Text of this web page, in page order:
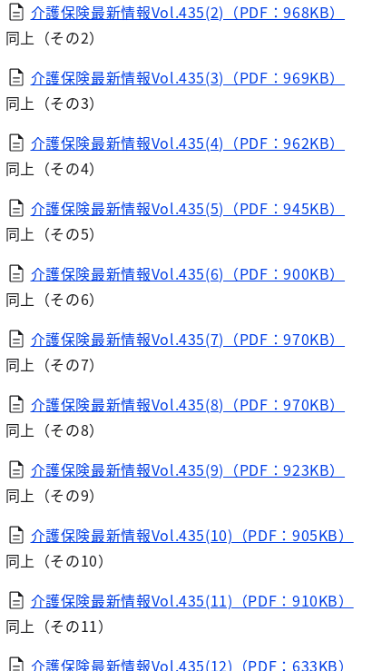
介護保険最新情報Vol.435(2)（PDF：968KB）
同上（その2）
介護保険最新情報Vol.435(3)（PDF：969KB）
同上（その3）
介護保険最新情報Vol.435(4)（PDF：962KB）
同上（その4）
介護保険最新情報Vol.435(5)（PDF：945KB）
同上（その5）
介護保険最新情報Vol.435(6)（PDF：900KB）
同上（その6）
介護保険最新情報Vol.435(7)（PDF：970KB）
同上（その7）
介護保険最新情報Vol.435(8)（PDF：970KB）
同上（その8）
介護保険最新情報Vol.435(9)（PDF：923KB）
同上（その9）
介護保険最新情報Vol.435(10)（PDF：905KB）
同上（その10）
介護保険最新情報Vol.435(11)（PDF：910KB）
同上（その11）
介護保険最新情報Vol.435(12)（PDF：633KB）